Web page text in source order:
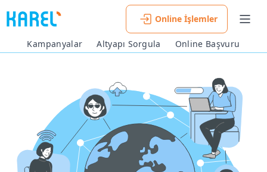
Online İşlemler
Menü
Kampanyalar
Altyapı Sorgula Online Başvuru